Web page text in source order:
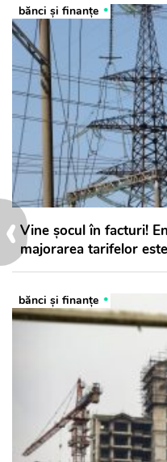
‹
bănci şi finanţe
Vine șocul în facturi!
majorarea tarifelor
bănci şi finanţe